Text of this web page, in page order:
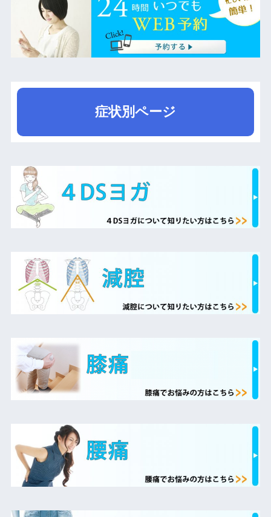
症状別ページ